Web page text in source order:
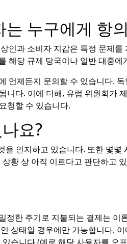
누구에게 항
인과 소비자 지갑은 특정 문제
해당 규제 당국이나 일반 대중
언제든지 문의할 수 있습니다.
니다. 이에 더해, 유럽 위원회가
청할 수 있습니다.
요?
인지하고 있습니다. 또한 몇몇
황 상 아직 이르다고 판단하고
한 주기로 지불되는 결제는 이
상태일 경우에만 가능합니다.